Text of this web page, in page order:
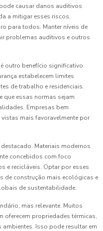
causar danos auditivos
a mitigar esses riscos,
para todos. Manter níveis de
problemas auditivos e outros
outro benefício significativo.
estabelecem limites
de trabalho e residenciais.
que essas normas sejam
Empresas bem
mais favoravelmente por
Materiais modernos
concebidos com foco
e recicláveis. Optar por esses
de construção mais ecológicas e
de sustentabilidade.
mas relevante. Muitos
oferecem propriedades térmicas,
Isso pode resultar em